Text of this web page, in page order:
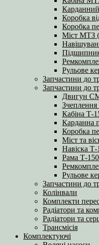
Коробка
Коробка
Міст МТЗ
Рульове
Запчастини до
Запчастини до
Двигун
Кабіна Т-
Карданна
Коробка
Міст та
Навіска Т-
Рама Т-150
Рульове
Запчастини до
Колінвали
Комплекти
Радіатори та
Радіатори та
Трансмісія
Комплектуючі